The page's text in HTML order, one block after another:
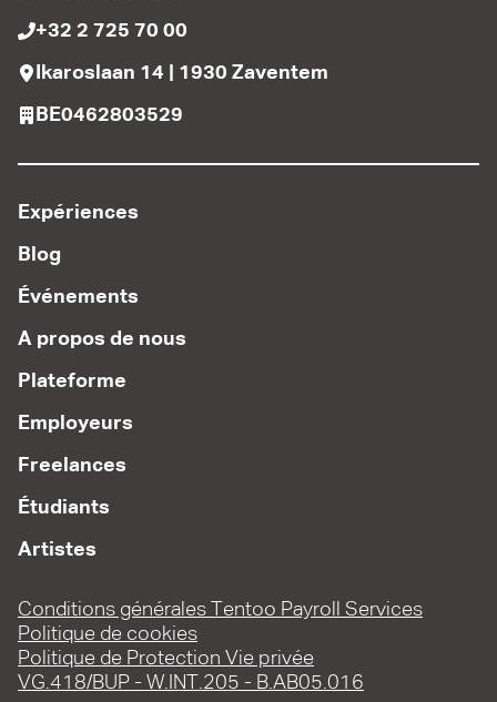
+32 2 725 70 00
Ikaroslaan 14 | 1930 Zaventem
BE0462803529
Expériences
Blog
Événements
A propos de nous
Plateforme
Employeurs
Freelances
Étudiants
Artistes
Conditions générales Tentoo Payroll Services
Politique de cookies
Politique de Protection Vie privée
VG.418/BUP - W.INT.205 - B.AB05.016